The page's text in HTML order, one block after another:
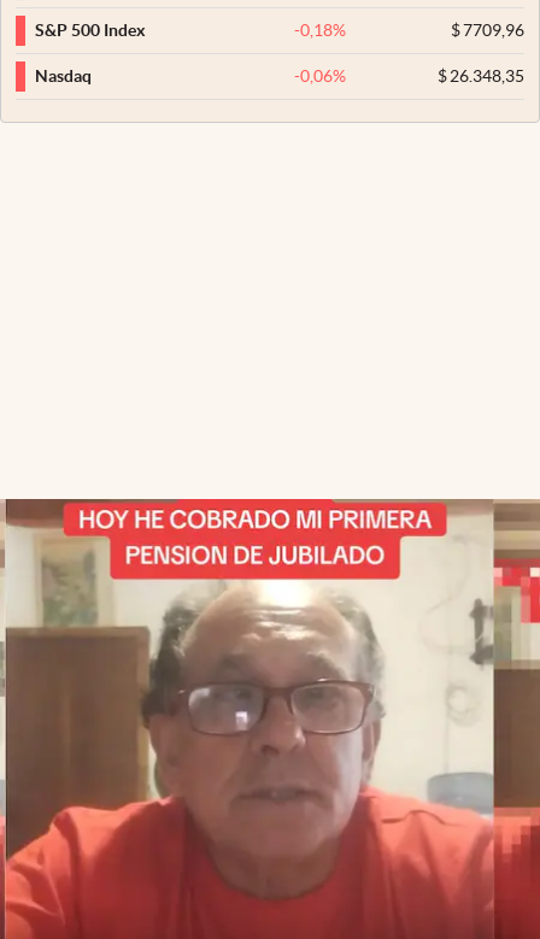
S&P 500 Index -0,18% $7709,96
Nasdaq -0,06% $26.348,35